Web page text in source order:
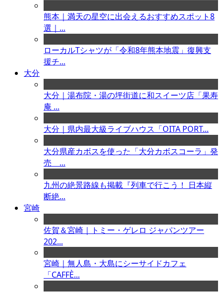
熊本｜満天の星空に出会えるおすすめスポット8
選｜...
ローカルTシャツが「令和8年熊本地震」復興支
援チ...
大分
大分｜湯布院・湯の坪街道に和スイーツ店「果寿
庵 ...
大分｜県内最大級ライブハウス「OITA PORT...
大分県産カボスを使った「大分カボスコーラ」発
売 ...
九州の絶景路線も掲載『列車で行こう！ 日本縦
断絶...
宮崎
佐賀＆宮崎｜トミー・ゲレロ ジャパンツアー
202...
宮崎｜無人島・大島にシーサイドカフェ
「CAFFÈ...